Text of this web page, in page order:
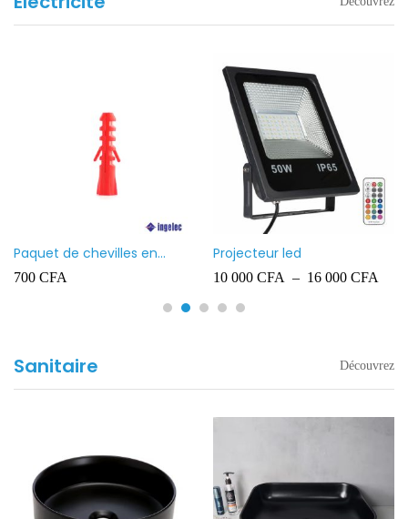
Paquet de chevilles en
plastique Ingelec – 8
700 CFA
Projecteur led
10 000 CFA – 16 000 CFA
Sanitaire Découvrez